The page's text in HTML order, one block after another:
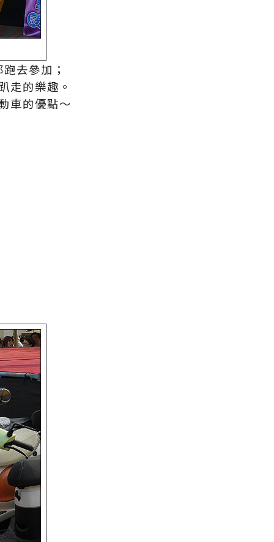
去參加；
走的樂趣。
車的優點～